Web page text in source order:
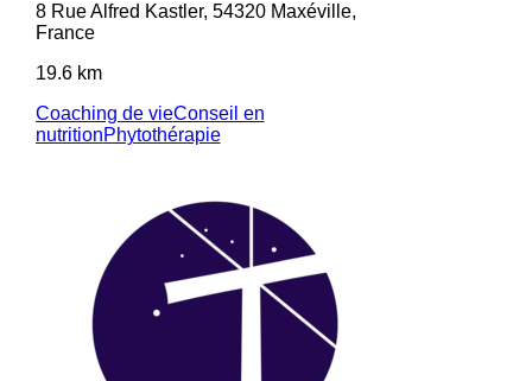
8 Rue Alfred Kastler, 54320 Maxéville,
France
19.6 km
Coaching de vieConseil en
nutritionPhytothérapie